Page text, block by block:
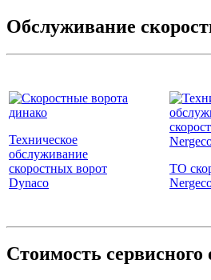
Обслуживание
Техническое
обслуживание
скоростных ворот
Dynaco
ТО
Стоимость